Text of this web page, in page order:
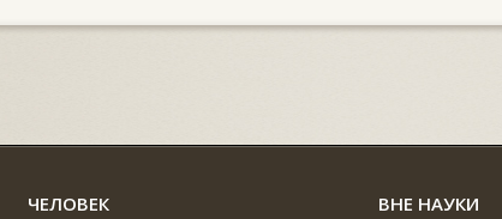
ЧЕЛОВЕК ВНЕ НАУКИ